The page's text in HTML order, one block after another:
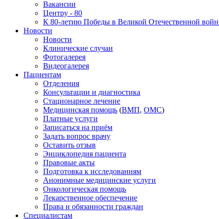
Вакансии
Центру - 80
К 80-летию Победы в Великой Отечественной
Новости
Новости
Клинические случаи
Фотогалерея
Видеогалерея
Пациентам
Отделения
Консультации и диагностика
Стационарное лечение
Медицинская помощь (ВМП, ОМС)
Платные услуги
Записаться на приём
Задать вопрос врачу
Оставить отзыв
Энциклопедия пациента
Правовые акты
Подготовка к исследованиям
Анонимные медицинские услуги
Онкологическая помощь
Лекарственное обеспечение
Права и обязанности граждан
Специалистам